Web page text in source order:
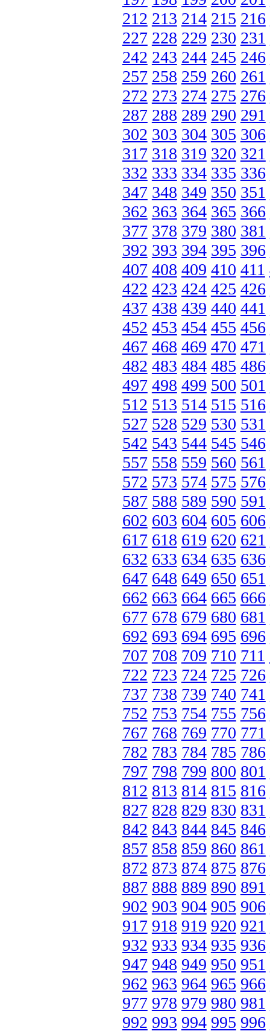
212 213 214 215 216
227 228 229 230 231
242 243 244 245 246
257 258 259 260 261
272 273 274 275 276
287 288 289 290 291
302 303 304 305 306
317 318 319 320 321
332 333 334 335 336
347 348 349 350 351
362 363 364 365 366
377 378 379 380 381
392 393 394 395 396
407 408 409 410 411
422 423 424 425 426
437 438 439 440 441
452 453 454 455 456
467 468 469 470 471
482 483 484 485 486
497 498 499 500 501
512 513 514 515 516
527 528 529 530 531
542 543 544 545 546
557 558 559 560 561
572 573 574 575 576
587 588 589 590 591
602 603 604 605 606
617 618 619 620 621
632 633 634 635 636
647 648 649 650 651
662 663 664 665 666
677 678 679 680 681
692 693 694 695 696
707 708 709 710 711
722 723 724 725 726
737 738 739 740 741
752 753 754 755 756
767 768 769 770 771
782 783 784 785 786
797 798 799 800 801
812 813 814 815 816
827 828 829 830 831
842 843 844 845 846
857 858 859 860 861
872 873 874 875 876
887 888 889 890 891
902 903 904 905 906
917 918 919 920 921
932 933 934 935 936
947 948 949 950 951
962 963 964 965 966
977 978 979 980 981
992 993 994 995 996